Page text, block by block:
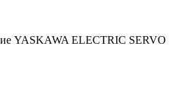
YASKAWA ELECTRIC SERVO